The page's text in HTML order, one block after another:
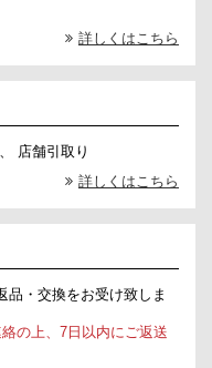
詳しくはこちら
店舗引取り
詳しくはこちら
品・交換をお受け致しま
の上、7日以内にご返送